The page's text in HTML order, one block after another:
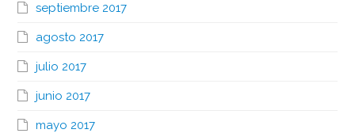
septiembre 2017
agosto 2017
julio 2017
junio 2017
mayo 2017